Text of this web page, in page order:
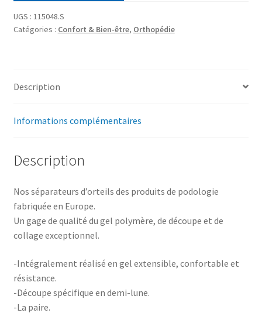
UGS : 115048.S
Catégories : Confort & Bien-être, Orthopédie
Description
Informations complémentaires
Description
Nos séparateurs d’orteils des produits de podologie
fabriquée en Europe.
Un gage de qualité du gel polymère, de découpe et de
collage exceptionnel.
-Intégralement réalisé en gel extensible, confortable et
résistance.
-Découpe spécifique en demi-lune.
-La paire.